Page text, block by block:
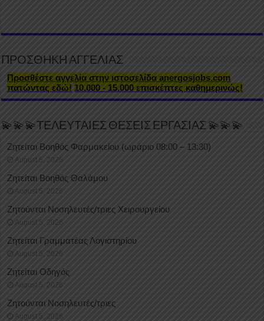
ΠΡΟΣΘΗΚΗ ΑΓΓΕΛΙΑΣ
Προσθέστε αγγελία στην ιστοσελίδα anergosjobs.com
πατώντας εδώ! 10.000 - 15.000 επισκέπτες καθημερινώς!
💫💫💫ΤΕΛΕΥΤΑΙΕΣ ΘΕΣΕΙΣ ΕΡΓΑΣΙΑΣ 💫💫💫
Ζητείται Βοηθός Φαρμακείου (ωράριο 08:00 – 13:30)
August 5, 2026
Ζητείται Βοηθός Θαλάμου
August 5, 2026
Ζητούνται Νοσηλευτές/τριες Χειρουργείου
August 5, 2026
Ζητείται Γραμματέας Λογιστηρίου
August 5, 2026
Ζητείται Οδηγός
August 5, 2026
Ζητούνται Νοσηλευτές/τριες
August 5, 2026